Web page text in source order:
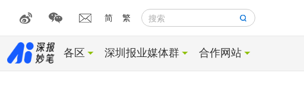
简 繁 搜索
各区 深圳报业媒体群 合作网站